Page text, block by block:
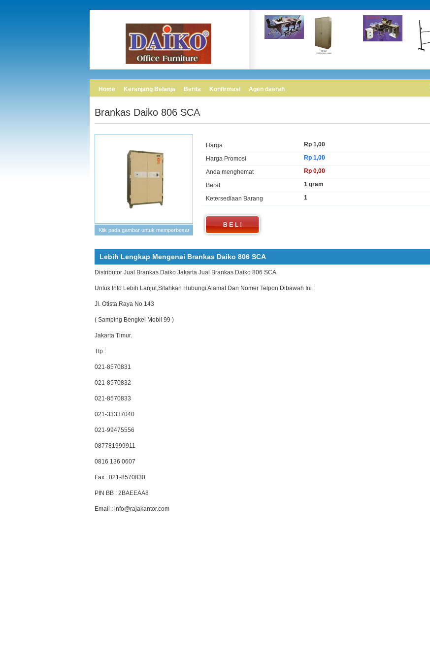
Home Keranjang Belanja Berita Konfirmasi Agen daerah
Brankas Daiko 806 SCA
Klik pada gambar untuk memperbesar
Harga Rp 1,00
Harga Promosi Rp 1,00
Anda menghemat Rp 0,00
Berat 1 gram
Ketersediaan Barang 1
Lebih Lengkap Mengenai Brankas Daiko 806 SCA
Distributor Jual Brankas Daiko Jakarta Jual Brankas Daiko 806 SCA
Untuk Info Lebih Lanjut,Silahkan Hubungi Alamat Dan Nomer Telpon Dibawah Ini :
Jl. Otista Raya No 143
( Samping Bengkel Mobil 99 )
Jakarta Timur.
Tlp :
021-8570831
021-8570832
021-8570833
021-33337040
021-99475556
087781999911
0816 136 0607
Fax : 021-8570830
PIN BB : 2BAEEAA8
Email : info@rajakantor.com